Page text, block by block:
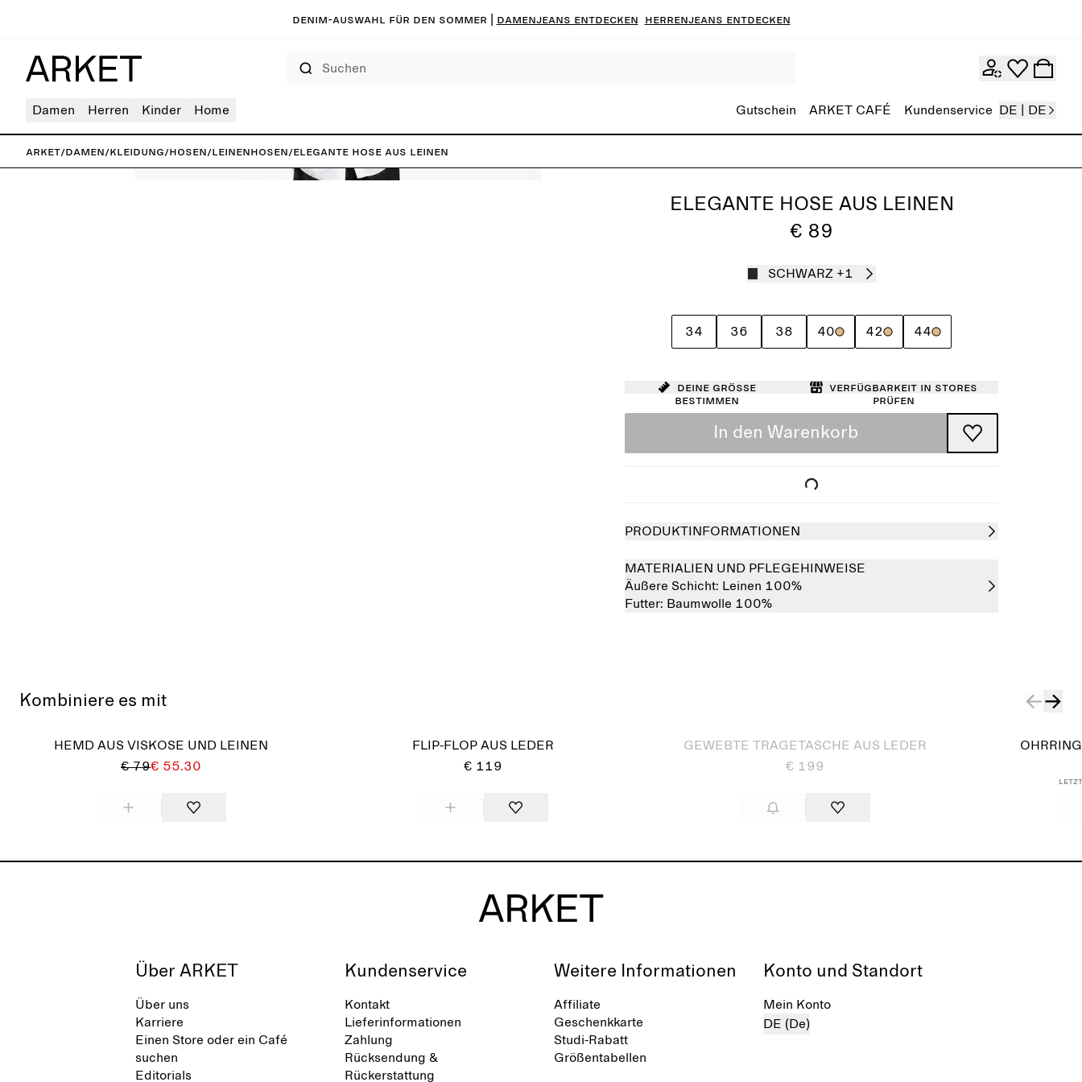
Denim-Auswahl für den Sommer | Damenjeans entdecken Herrenjeans entdecken
Damen Herren Kinder Home Gutschein ARKET CAFÉ Kundenservice DE | DE
ARKET/Damen/Kleidung/Hosen/Leinenhosen/Elegante Hose aus Leinen
ELEGANTE HOSE AUS LEINEN
€ 89
SCHWARZ +1
34 36 38 40 42 44
Deine Größe
bestimmen
Verfügbarkeit in Stores
prüfen
In den Warenkorb
PRODUKTINFORMATIONEN
MATERIALIEN UND PFLEGEHINWEISE
Äußere Schicht: Leinen 100%
Futter: Baumwolle 100%
Kombiniere es mit
HEMD AUS VISKOSE UND LEINEN
€ 79€ 55.30
FLIP-FLOP AUS LEDER
€ 119
GEWEBTE TRAGETASCHE AUS LEDER
€ 199
Über ARKET
Über uns
Karriere
Einen Store oder ein Café
suchen
Editorials
Kundenservice
Kontakt
Lieferinformationen
Zahlung
Rücksendung &
Rückerstattung
Weitere Informationen
Affiliate
Geschenkkarte
Studi-Rabatt
Größentabellen
Konto und Standort
Mein Konto
DE (De)